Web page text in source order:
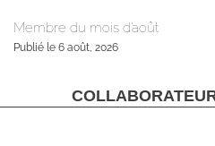
Membre du mois d’août
Publié le 6 août, 2026